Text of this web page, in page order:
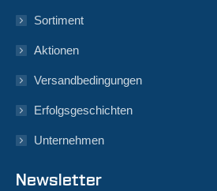
Sortiment
Aktionen
Versandbedingungen
Erfolgsgeschichten
Unternehmen
Newsletter